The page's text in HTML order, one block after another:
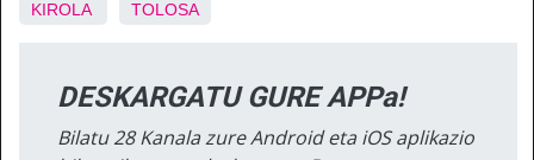
KIROLA TOLOSA
DESKARGATU GURE APPa!
Bilatu 28 Kanala zure Android eta iOS aplikazio